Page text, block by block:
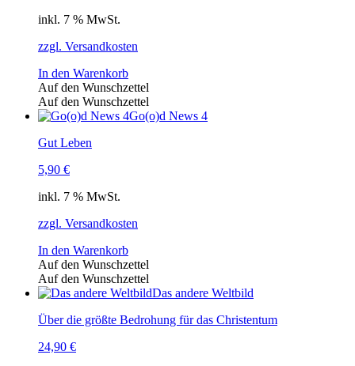
inkl. 7 % MwSt.
zzgl. Versandkosten
In den Warenkorb
Auf den Wunschzettel
Auf den Wunschzettel
Go(o)d News 4
Gut Leben
5,90 €
inkl. 7 % MwSt.
zzgl. Versandkosten
In den Warenkorb
Auf den Wunschzettel
Auf den Wunschzettel
Das andere Weltbild
Über die größte Bedrohung für das Christentum
24,90 €